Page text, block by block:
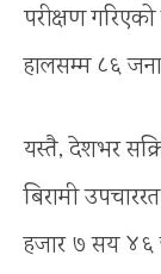
परीक्षण
हालसम्म ८६
यस्तै, देशभर
बिरामी
हजार ७ सय ४६